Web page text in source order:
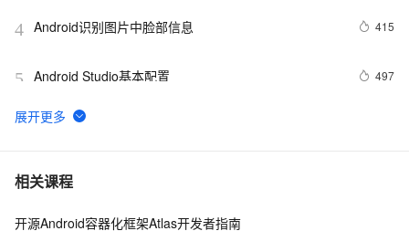
4 Android识别图片中脸部信息 415
5 Android Studio基本配置 497
6 Android Socket与服务器通信通用Demo
7 FFmpeg开发笔记（五十九）Linux编译ijkplayer的
8 申请google android map api key
相关课程
开源Android容器化框架Atlas开发者指南